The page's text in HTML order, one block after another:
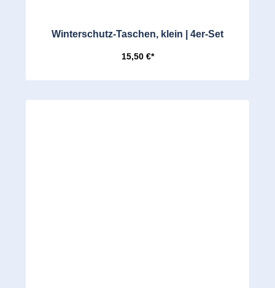
Winterschutz-Taschen, klein | 4er-Set
15,50 €*